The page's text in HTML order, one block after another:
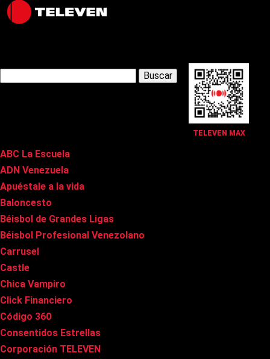
TELEVEN MAX
Latest Posts
ABC La Escuela
ADN Venezuela
Apuéstale a la vida
Baloncesto
Béisbol de Grandes Ligas
Béisbol Profesional Venezolano
Carrusel
Castle
Chica Vampiro
Click Financiero
Código 360
Consentidos Estrellas
Corporación TELEVEN